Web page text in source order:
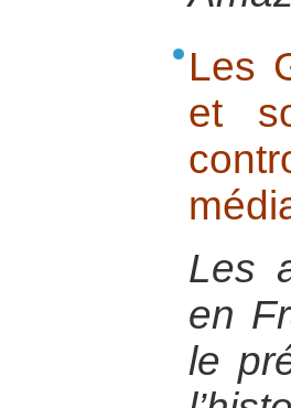
Les
et
Les
en
le